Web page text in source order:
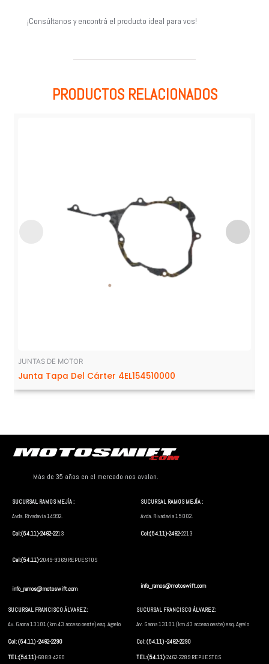
¡Consúltanos y encontrá el producto ideal para vos!
PRODUCTOS RELACIONADOS
JUNTAS DE MOTOR
Junta Tapa Del Cárter 4EL154510000
Más de 35 años en el mercado nos avalan.
SUCURSAL RAMOS MEJÍA :
Avda. Rivadavia 14992.
Cel:(54.11)-2462-2213
Cel:(54.11)-2049-9369 REPUESTOS
info_ramos@motoswift.com
SUCURSAL RAMOS MEJÍA :
Avda. Rivadavia 15002.
Cel:(54.11)-2462-2213
info_ramos@motoswift.com
SUCURSAL FRANCISCO ÁLVAREZ:
Av. Gaona 13101 (km 43 acceso oeste) esq. Agrelo
Cel: (54.11) -2462-2290
TEL:(54.11)-6889-4260
SUCURSAL FRANCISCO ÁLVAREZ:
Av. Gaona 13101 (km 43 acceso oeste) esq. Agrelo
Cel: (54.11) -2462-2290
TEL:(54.11)-2462-2289 REPUESTOS